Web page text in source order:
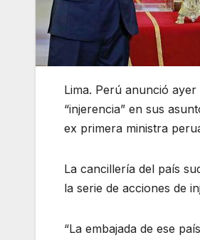
Lima. Perú anunció
“injerencia” en sus
ex primera ministra
La cancillería del país
la serie de acciones de
“La embajada de ese